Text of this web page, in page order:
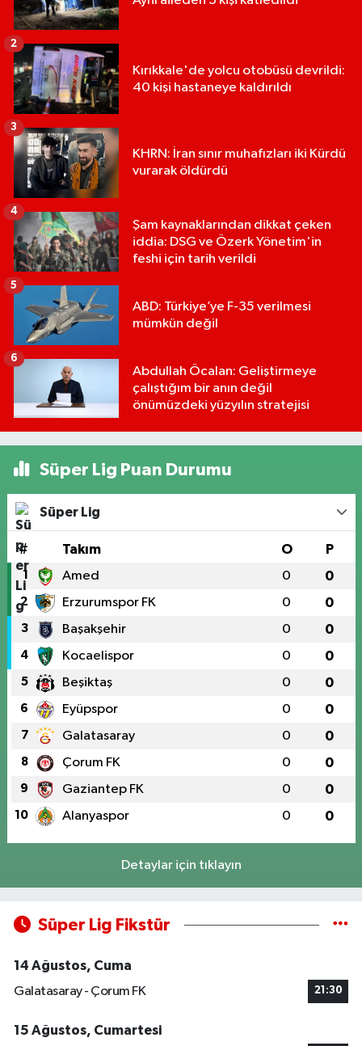
Kırıkkale'de yolcu otobüsü devrildi:
40 kişi hastaneye kaldırıldı
2
KHRN: İran sınır muhafızları iki Kürdü
vurarak öldürdü
3
Şam kaynaklarından dikkat çeken
iddia: DSG ve Özerk Yönetim'in
feshi için tarih verildi
4
ABD: Türkiye’ye F-35 verilmesi
mümkün değil
5
Abdullah Öcalan: Geliştirmeye
çalıştığım bir anın değil
önümüzdeki yüzyılın stratejisi
6
Süper Lig Puan Durumu
Süper Lig
# Takım O P
1 Amed 0 0
2 Erzurumspor FK 0 0
3 Başakşehir 0 0
4 Kocaelispor 0 0
5 Beşiktaş 0 0
6 Eyüpspor 0 0
7 Galatasaray 0 0
8 Çorum FK 0 0
9 Gaziantep FK 0 0
10 Alanyaspor 0 0
Detaylar için tıklayın
Süper Lig Fikstür
14 Ağustos, Cuma
Galatasaray - Çorum FK
21:30
15 Ağustos, Cumartesi